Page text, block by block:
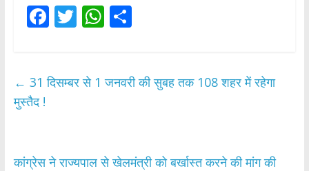
F
b
k
T
er
W
s
p
S
e
← 31 दिसम्बर से 1 जनवरी की सुबह तक 108 शहर में रहेगा
मुस्तैद !
कांग्रेस ने राज्यपाल से खेलमंत्री को बर्खास्त करने की मांग की